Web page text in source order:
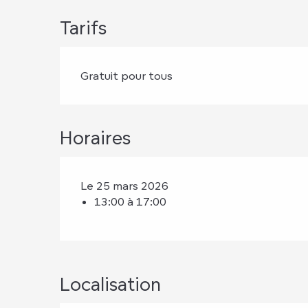
Tarifs
Gratuit pour tous
Horaires
Le 25 mars 2026
13:00 à 17:00
Localisation